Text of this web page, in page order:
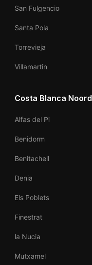
San Fulgencio
Santa Pola
Torrevieja
Villamartin
Costa Blanca Noord
Alfas del Pi
Benidorm
Benitachell
Denia
Els Poblets
Finestrat
la Nucia
Mutxamel